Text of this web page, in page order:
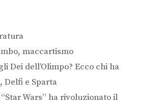
,maccartismo
Dei dell’Olimpo? Ecco chi ha
Delfi e Sparta
Wars” ha rivoluzionato il